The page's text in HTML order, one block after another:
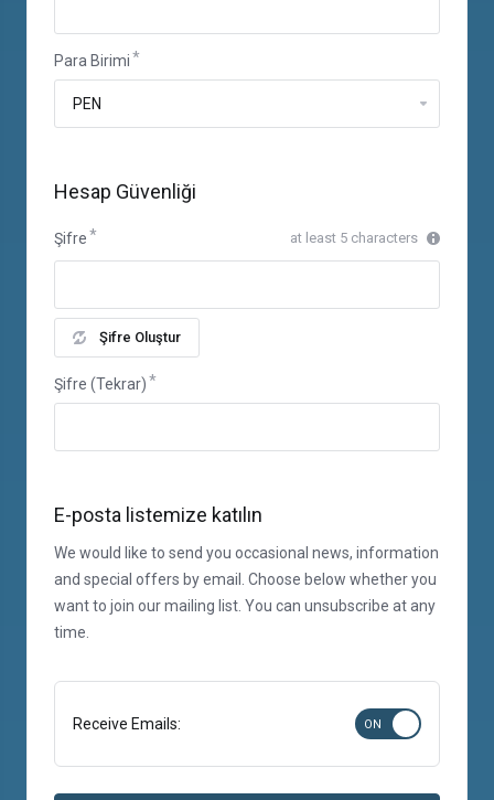
Para Birimi
Hesap Güvenliği
Şifre at least 5 characters
Şifre Oluştur
Şifre (Tekrar)
E-posta listemize katılın
We would like to send you occasional news, information
and special offers by email. Choose below whether you
want to join our mailing list. You can unsubscribe at any
time.
Receive Emails: